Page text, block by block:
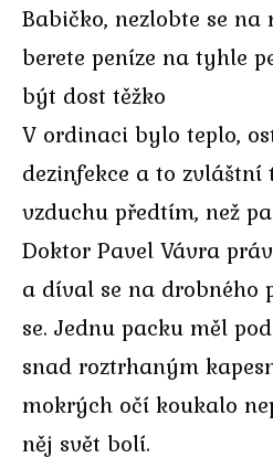
Babičko, nezlobte se
berete peníze na tyhle
být dost těžko
V ordinaci bylo teplo,
dezinfekce a to zvláštní
vzduchu předtím, než
Doktor Pavel Vávra
a díval se na drobného
se. Jednu packu měl
snad roztrhaným
mokrých očí koukalo
něj svět bolí.